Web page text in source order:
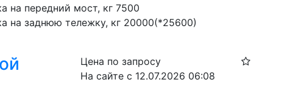
на передний мост, кг 7500
на заднюю тележку, кг 20000(*25600)
Цена по запросу
На сайте с 12.07.2026 06:08